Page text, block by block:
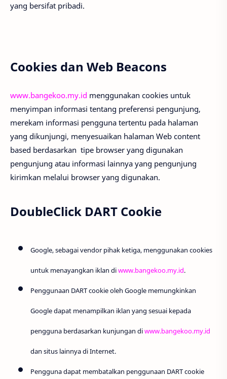
yang bersifat pribadi.
Cookies dan Web Beacons
www.bangekoo.my.id menggunakan cookies untuk
menyimpan informasi tentang preferensi pengunjung,
merekam informasi pengguna tertentu pada halaman
yang dikunjungi, menyesuaikan halaman Web content
based berdasarkan tipe browser yang digunakan
pengunjung atau informasi lainnya yang pengunjung
kirimkan melalui browser yang digunakan.
DoubleClick DART Cookie
Google, sebagai vendor pihak ketiga, menggunakan cookies
untuk menayangkan iklan diwww.bangekoo.my.id.
Penggunaan DART cookie oleh Google memungkinkan
Google dapat menampilkan iklan yang sesuai kepada
pengguna berdasarkan kunjungan diwww.bangekoo.my.id
dan situs lainnya di Internet.
Pengguna dapat membatalkan penggunaan DART cookie